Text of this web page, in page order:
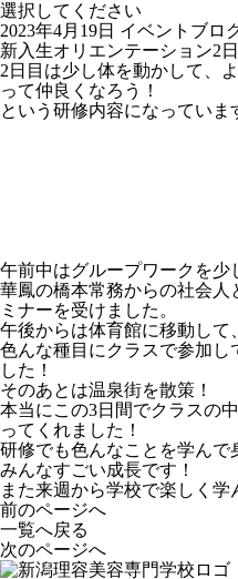
2023年4月19日 イベントブロ
新入生オリエンテーション2
2日目は少し体を動かして、
って仲良くなろう！
という研修内容になっていま
午前中はグループワークを少
華鳳の橋本常務からの社会
ミナーを受けました。
午後からは体育館に移動して
色んな種目にクラスで参加し
した！
そのあとは温泉街を散策！
本当にこの3日間でクラスの
ってくれました！
研修でも色んなことを学んで
みんなすごい成長です！
また来週から学校で楽しく学
前のページへ
一覧へ戻る
次のページへ